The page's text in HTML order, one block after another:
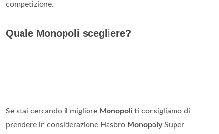
competizione.
Quale Monopoli scegliere?
Se stai cercando il migliore Monopoli ti consigliamo di
prendere in considerazione Hasbro MonopolySuper